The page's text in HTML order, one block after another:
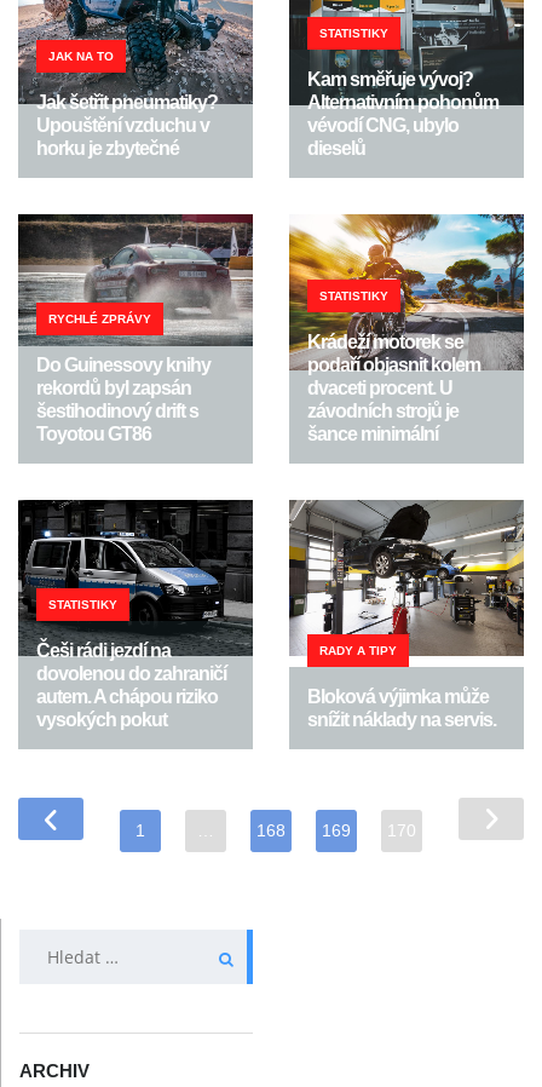
JAK NA TO
Jak šetřit pneumatiky?
Upouštění vzduchu v
horku je zbytečné
STATISTIKY
Kam směřuje vývoj?
Alternativním pohonům
vévodí CNG, ubylo
dieselů
RYCHLÉ ZPRÁVY
Do Guinessovy knihy
rekordů byl zapsán
šestihodinový drift s
Toyotou GT86
STATISTIKY
Krádeží motorek se
podaří objasnit kolem
dvaceti procent. U
závodních strojů je
šance minimální
STATISTIKY
Češi rádi jezdí na
dovolenou do zahraničí
autem. A chápou riziko
vysokých pokut
RADY A TIPY
Bloková výjimka může
snížit náklady na servis.
1 168 169 170
VYHLEDÁVÁNÍ
ARCHIV